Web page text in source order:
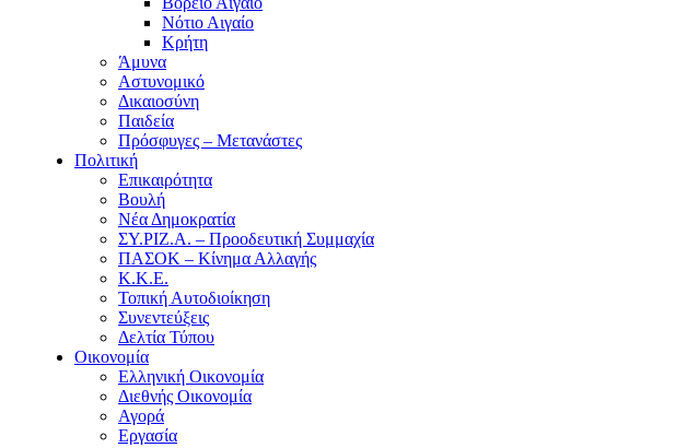
Νότιο Αιγαίο
Κρήτη
Άμυνα
Αστυνομικό
Δικαιοσύνη
Παιδεία
Πρόσφυγες – Μετανάστες
Πολιτική
Επικαιρότητα
Βουλή
Νέα Δημοκρατία
ΣΥ.ΡΙΖ.Α. – Προοδευτική Συμμαχία
ΠΑΣΟΚ – Κίνημα Αλλαγής
Κ.Κ.Ε.
Τοπική Αυτοδιοίκηση
Συνεντεύξεις
Δελτία Τύπου
Οικονομία
Ελληνική Οικονομία
Διεθνής Οικονομία
Αγορά
Εργασία